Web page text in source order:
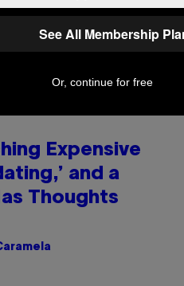
Expensive
and a
Thoughts
See All Membership
Or, continue for free